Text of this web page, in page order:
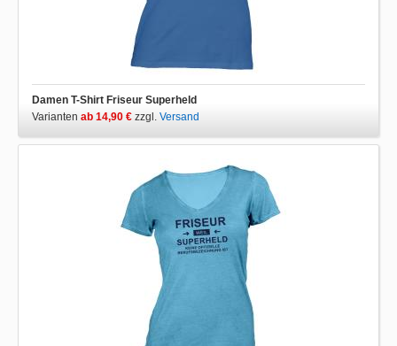
Damen T-Shirt Friseur Superheld
Varianten ab 14,90 € zzgl. Versand